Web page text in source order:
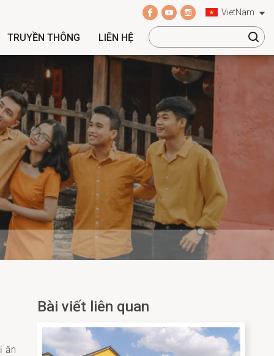
VietNam
TRUYỀN THÔNG LIÊN HỆ
ăn
Bài viết liên quan